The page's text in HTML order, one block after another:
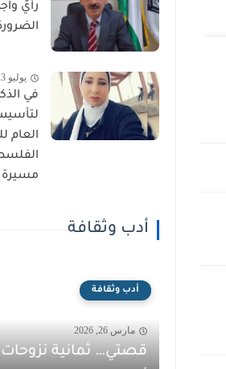
رأيٌ
يوليو 23, 2026
العام
أدب وثقافة
أدب وثقافة
مارس 26, 2026
قصتي… ثمانية